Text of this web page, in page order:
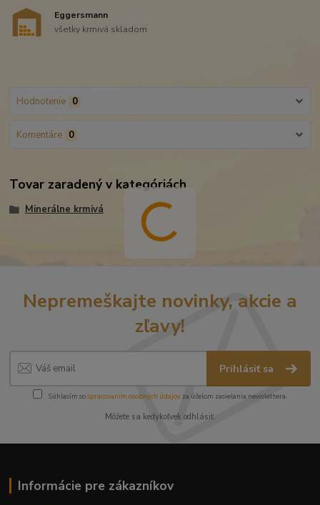
Eggersmann
všetky krmivá skladom
Hodnotenie 0
Komentáre 0
Tovar zaradený v kategóriách
Minerálne krmivá
Nepremeškajte novinky, akcie a
zľavy!
Prihlásiť sa
Súhlasím sospracovaním osobných údajov za účelom zasielania newslettera.
Môžete sa kedykoľvek odhlásiť.
Informácie pre zákazníkov